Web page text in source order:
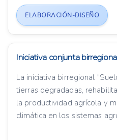
ELABORACIÓN-DISEÑO
Iniciativa conjunta
La iniciativa birregional
tierras degradadas,
la productividad agrícola y
climática en los sistemas